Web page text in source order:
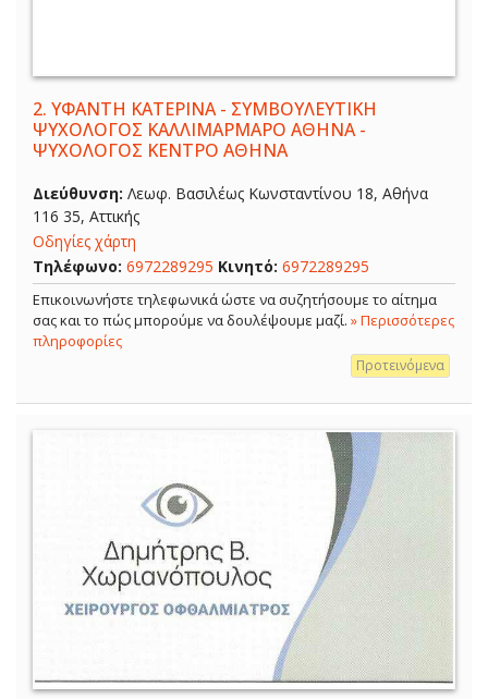
2. ΥΦΑΝΤΗ ΚΑΤΕΡΙΝΑ - ΣΥΜΒΟΥΛΕΥΤΙΚΗ
ΨΥΧΟΛΟΓΟΣ ΚΑΛΛΙΜΑΡΜΑΡΟ ΑΘΗΝΑ -
ΨΥΧΟΛΟΓΟΣ ΚΕΝΤΡΟ ΑΘΗΝΑ
Διεύθυνση: Λεωφ. Βασιλέως Κωνσταντίνου 18, Αθήνα
116 35, Αττικής
Οδηγίες χάρτη
Τηλέφωνο: 6972289295 Κινητό: 6972289295
Επικοινωνήστε τηλεφωνικά ώστε να συζητήσουμε το αίτημα
σας και το πώς μπορούμε να δουλέψουμε μαζί. » Περισσότερες
πληροφορίες
Προτεινόμενα